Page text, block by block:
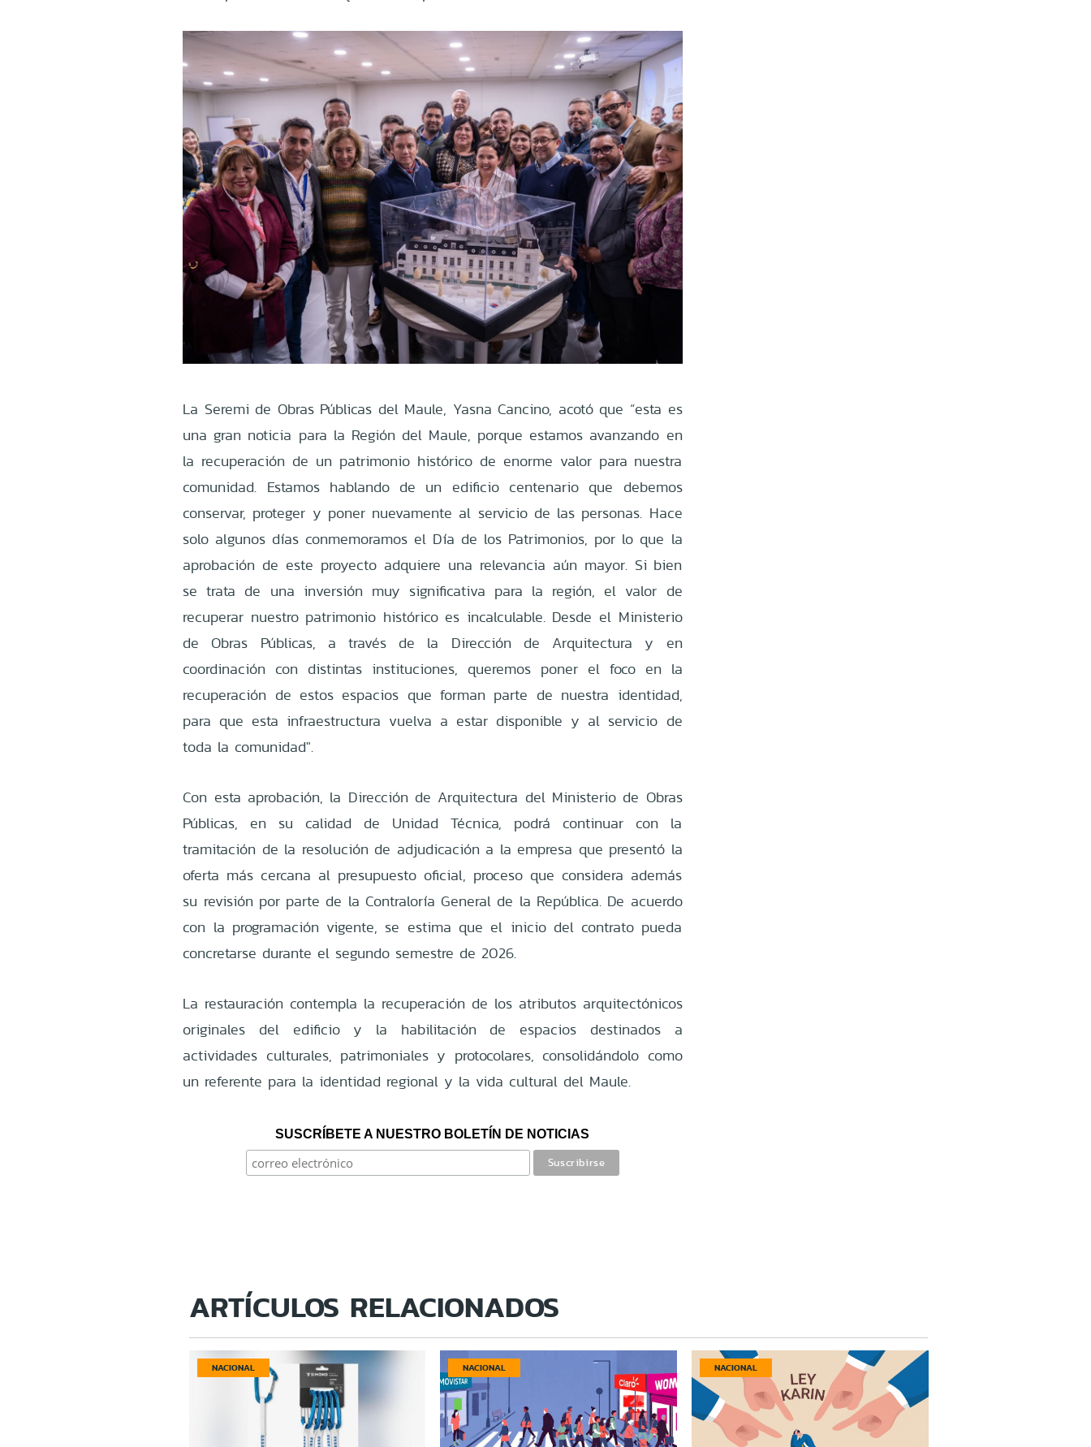
La Seremi de Obras Públicas del Maule, Yasna Cancino, acotó que “esta es
una gran noticia para la Región del Maule, porque estamos avanzando en
la recuperación de un patrimonio histórico de enorme valor para nuestra
comunidad. Estamos hablando de un edificio centenario que debemos
conservar, proteger y poner nuevamente al servicio de las personas. Hace
solo algunos días conmemoramos el Día de los Patrimonios, por lo que la
aprobación de este proyecto adquiere una relevancia aún mayor. Si bien
se trata de una inversión muy significativa para la región, el valor de
recuperar nuestro patrimonio histórico es incalculable. Desde el Ministerio
de Obras Públicas, a través de la Dirección de Arquitectura y en
coordinación con distintas instituciones, queremos poner el foco en la
recuperación de estos espacios que forman parte de nuestra identidad,
para que esta infraestructura vuelva a estar disponible y al servicio de
toda la comunidad".
Con esta aprobación, la Dirección de Arquitectura del Ministerio de Obras
Públicas, en su calidad de Unidad Técnica, podrá continuar con la
tramitación de la resolución de adjudicación a la empresa que presentó la
oferta más cercana al presupuesto oficial, proceso que considera además
su revisión por parte de la Contraloría General de la República. De acuerdo
con la programación vigente, se estima que el inicio del contrato pueda
concretarse durante el segundo semestre de 2026.
La restauración contempla la recuperación de los atributos arquitectónicos
originales del edificio y la habilitación de espacios destinados a
actividades culturales, patrimoniales y protocolares, consolidándolo como
un referente para la identidad regional y la vida cultural del Maule.
SUSCRÍBETE A NUESTRO BOLETÍN DE NOTICIAS
ARTÍCULOS RELACIONADOS
NACIONAL NACIONAL NACIONAL